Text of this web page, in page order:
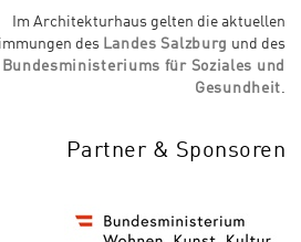
Im Architekturhaus gelten die aktuellen
des Landes Salzburg und des
Bundesministeriums für Soziales und
Gesundheit
Partner & Sponsoren